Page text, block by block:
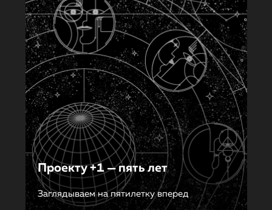
Проекту +1 — пять лет
Заглядываем на пятилетку вперед